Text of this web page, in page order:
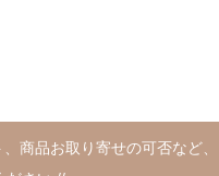
商品お取り寄せの可否など、